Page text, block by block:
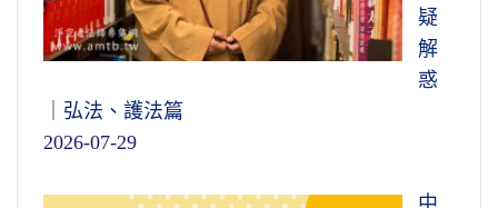
疑
解
惑
｜弘法、護法篇
2026-07-29